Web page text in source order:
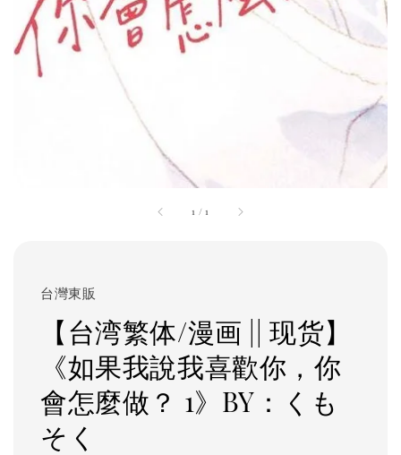
1 /1
台灣東販
【台湾繁体/漫画 || 现货】
《如果我說我喜歡你，你
會怎麼做？ 1》BY：くも
そく